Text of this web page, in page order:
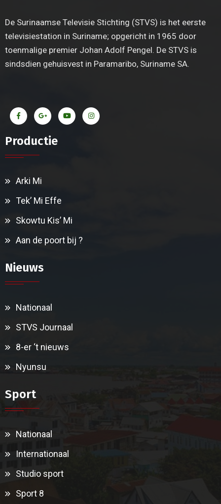
De Surinaamse Televisie Stichting (STVS) is het eerste
televisiestation in Suriname; opgericht in 1965 door
toenmalige premier Johan Adolf Pengel. De STVS is
sindsdien gehuisvest in Paramaribo, Suriname SA.
Productie
Arki Mi
Tek’ Mi Effe
Skowtu Kis’ Mi
Aan de poort bij ?
Nieuws
Nationaal
STVS Journaal
8-er ‘t nieuws
Nyunsu
Sport
Nationaal
Internationaal
Studio sport
Sport 8